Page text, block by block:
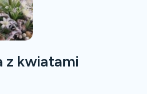
z kwiatami